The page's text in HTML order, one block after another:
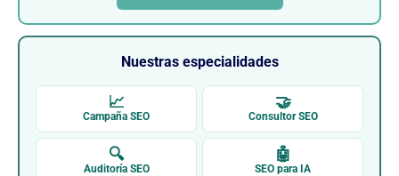
Nuestras especialidades
📈
Campaña SEO
🤝
Consultor SEO
🔍
Auditoría SEO
🤖
SEO para IA